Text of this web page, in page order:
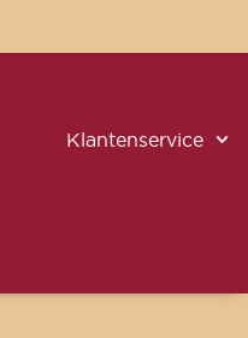
Klantenservice